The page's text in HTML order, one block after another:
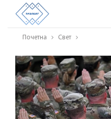
Почетна Свет